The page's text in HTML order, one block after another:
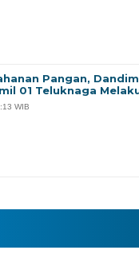
Pangan,
01 Teluknaga
WIB